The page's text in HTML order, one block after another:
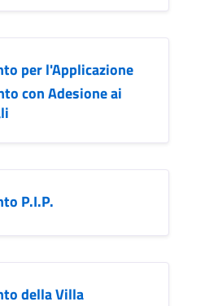
per l'Applicazione
con Adesione ai
P.I.P.
della Villa